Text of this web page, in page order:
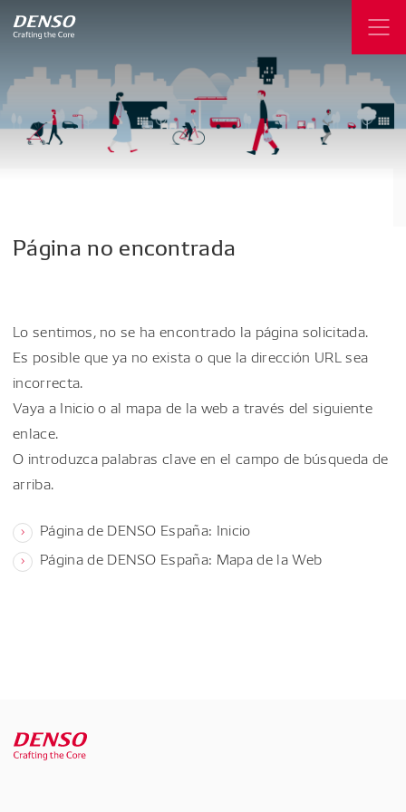
Página no encontrada
Lo sentimos, no se ha encontrado la página solicitada.
Es posible que ya no exista o que la dirección URL sea
incorrecta.
Vaya a Inicio o al mapa de la web a través del siguiente
enlace.
O introduzca palabras clave en el campo de búsqueda de
arriba.
Página de DENSO España: Inicio
Página de DENSO España: Mapa de la Web